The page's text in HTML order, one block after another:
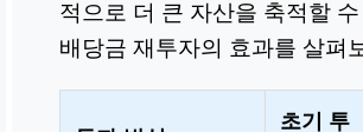
적으로 더 큰 자산을 축적할
배당금 재투자의 효과를 살펴
초기 투